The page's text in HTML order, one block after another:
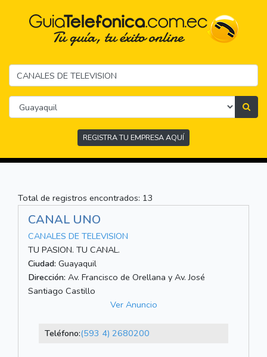
REGISTRA TU EMPRESA AQUÍ
Total de registros encontrados: 13
CANAL UNO
CANALES DE TELEVISION
TU PASION. TU CANAL.
Ciudad: Guayaquil
Dirección: Av. Francisco de Orellana y Av. José
Santiago Castillo
Ver Anuncio
Teléfono:(593 4) 2680200